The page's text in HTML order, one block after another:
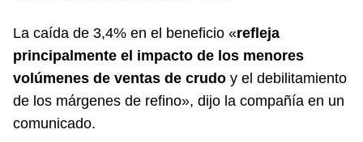
La caída de 3,4% en el beneficio «refleja
principalmente el impacto de los menores
volúmenes de ventas de crudo y el debilitamiento
de los márgenes de refino», dijo la compañía en un
comunicado.